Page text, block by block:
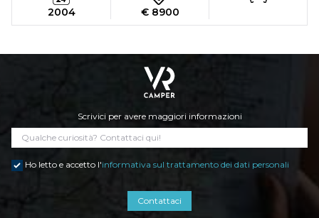
2004 € 8900
Scrivici per avere maggiori informazioni
Ho letto e accetto l'informativa sul trattamento dei dati personali
Contattaci